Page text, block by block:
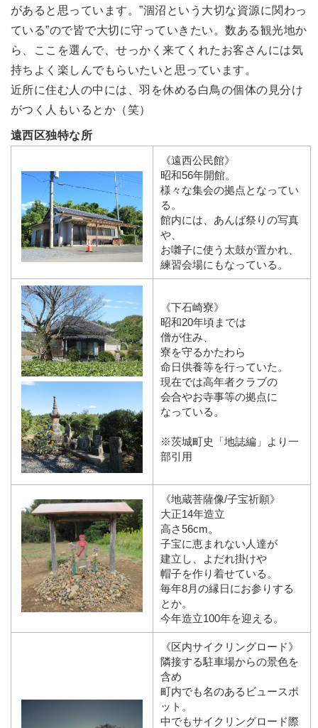
があると思っています。”涸沼という大切な資源に関わっ
ている”ので皆で大切に守っていきたい。数ある観光地か
ら、ここを選んで、せっかく来てくれたお客さんには気
持ちよく楽しんでもらいたいと思っています。
近所に住む人の中には、羽を休める白鳥の個体の見分け
がつく人もいるとか（笑）
遠西区独特な所
《遠西公民館》
昭和56年開館。
様々な集会の拠点となってい
る。
館内には、あんば祭りの写真
や、
お囃子に使う太鼓が置かれ、
練習会場にもなっている。
《下石崎寮》
昭和20年頃までは
僧が住み、
寮を守るかたわら
命日供養等を行っていた。
現在では高年者クラブの
会合やお寺事等の拠点に
なっている。
※茨城町史「地誌編」より一
部引用
《地蔵菩薩像/子宝祈願》
大正14年造立
高さ56cm。
子宝に恵まれない人達が
建立し、よだれ掛けや
帽子を作り着せている。
毎年8月の縁日にお参りする
とか。
今年造立100年を迎える。
《区内サイクリングロード》
隣接する駐車場からの景色を
含め
町内でも名のあるビュースポ
ット。
中でもサイクリングロード際